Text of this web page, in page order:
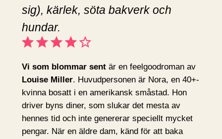
sig), kärlek, söta bakverk och
hundar.
Vi som blommar sentär en feelgoodroman av
Louise Miller. Huvudpersonen är Nora, en 40+-
kvinna bosatt i en amerikansk småstad. Hon
driver byns diner, som slukar det mesta av
hennes tid och inte genererar speciellt mycket
pengar. När en äldre dam, känd för att baka